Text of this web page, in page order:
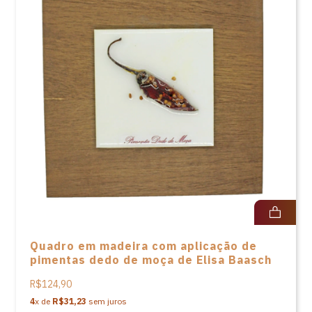
Quadro em madeira com aplicação de
pimentas dedo de moça de Elisa Baasch
R$124,90
4x de R$31,23 sem juros